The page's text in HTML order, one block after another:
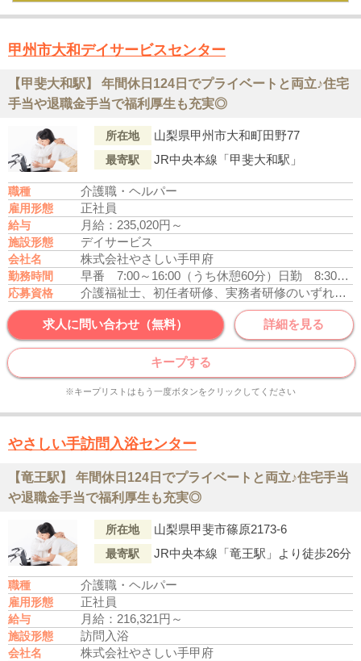
甲州市大和デイサービスセンター
【甲斐大和駅】 年間休日124日でプライベートと両立♪住宅
手当や退職金手当で福利厚生も充実◎
所在地 山梨県甲州市大和町田野77
最寄駅 JR中央本線「甲斐大和駅」
職種 介護職・ヘルパー
雇用形態 正社員
給与 月給：235,020円～
施設形態 デイサービス
会社名 株式会社やさしい手甲府
勤務時間 早番 7:00～16:00（うち休憩60分） 日勤 8:30～17:30（うち休憩60分）
応募資格 介護福祉士、初任者研修、実務者研修のいずれかの資格をお持ちの方
求人に問い合わせ（無料） 詳細を見る
キープする
※キープリストはもう一度ボタンをクリックしてください
やさしい手訪問入浴センター
【竜王駅】 年間休日124日でプライベートと両立♪住宅手当
や退職金手当で福利厚生も充実◎
所在地 山梨県甲斐市篠原2173-6
最寄駅 JR中央本線「竜王駅」より徒歩26分
職種 介護職・ヘルパー
雇用形態 正社員
給与 月給：216,321円～
施設形態 訪問入浴
会社名 株式会社やさしい手甲府